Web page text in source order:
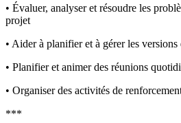
• Évaluer, analyser et résoudre les
projet
• Aider à planifier et à gérer les versions
• Planifier et animer des réunions
• Organiser des activités de
***